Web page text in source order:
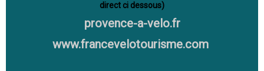
direct ci dessous)
provence-a-velo.fr
www.francevelotourisme.com